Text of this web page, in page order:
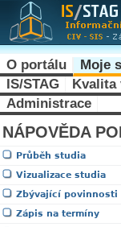
O portálu Moje
IS/STAG
Kvalita
Administrace
NÁPOVĚDA
Průběh studia
Vizualizace studia
Zbývající povinnosti
Zápis na termíny